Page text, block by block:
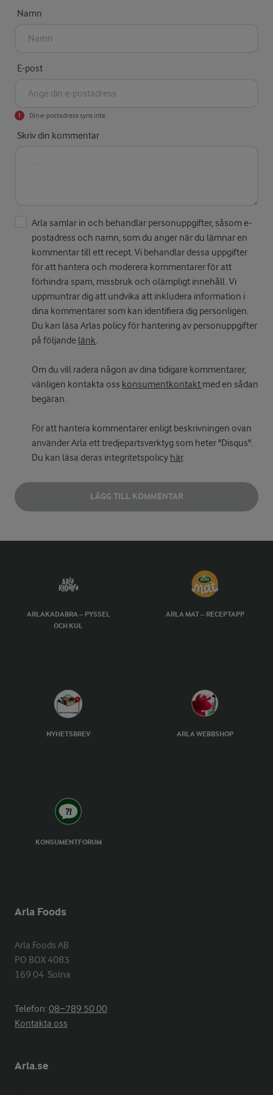
Namn
E-post
Din e-postadress syns inte
Skriv din kommentar
Arla samlar in och behandlar personuppgifter, såsom e-
postadress och namn, som du anger när du lämnar en
kommentar till ett recept. Vi behandlar dessa uppgifter
för att hantera och moderera kommentarer för att
förhindra spam, missbruk och olämpligt innehåll. Vi
uppmuntrar dig att undvika att inkludera information i
dina kommentarer som kan identifiera dig personligen.
Du kan läsa Arlas policy för hantering av personuppgifter
på följande länk.
Om du vill radera någon av dina tidigare kommentarer,
vänligen kontakta oss konsumentkontakt med en sådan
begäran.
För att hantera kommentarer enligt beskrivningen ovan
använder Arla ett tredjepartsverktyg som heter "Disqus".
Du kan läsa deras integritetspolicy här.
LÄGG TILL KOMMENTAR
ARLAKADABRA – PYSSEL
OCH KUL
ARLA MAT – RECEPTAPP
NYHETSBREV ARLA WEBBSHOP
KONSUMENTFORUM
Arla Foods
Arla Foods AB
PO BOX 4083
169 04  Solna
Telefon:08−789 50 00
Kontakta oss
Arla.se